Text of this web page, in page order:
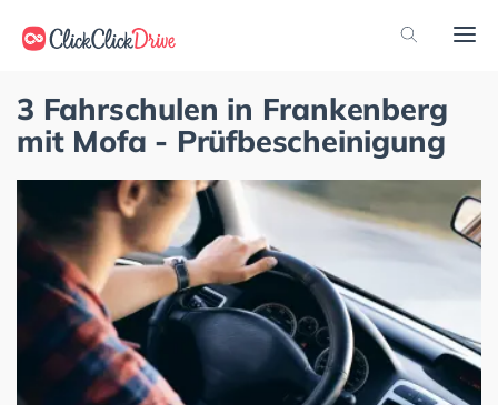
3 Fahrschulen in Frankenberg
mit Mofa - Prüfbescheinigung